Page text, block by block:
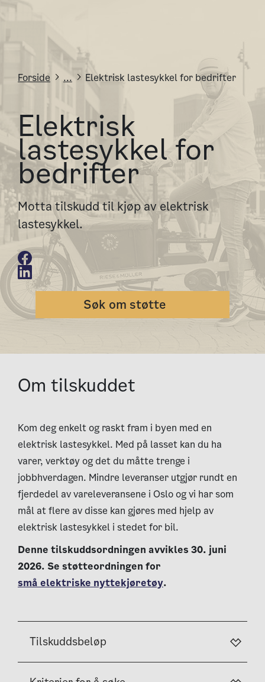
Forside ... Elektrisk lastesykkel for bedrifter
Elektrisk
lastesykkel for
bedrifter
Motta tilskudd til kjøp av elektrisk
lastesykkel.
Søk om støtte
Om tilskuddet
Kom deg enkelt og raskt fram i byen med en
elektrisk lastesykkel. Med på lasset kan du ha
varer, verktøy og det du måtte trenge i
jobbhverdagen. Mindre leveranser utgjør rundt en
fjerdedel av vareleveransene i Oslo og vi har som
mål at flere av disse kan gjøres med hjelp av
elektrisk lastesykkel i stedet for bil.
Denne tilskuddsordningen avvikles 30. juni
2026. Se støtteordningen for
små elektriske nyttekjøretøy.
Tilskuddsbeløp